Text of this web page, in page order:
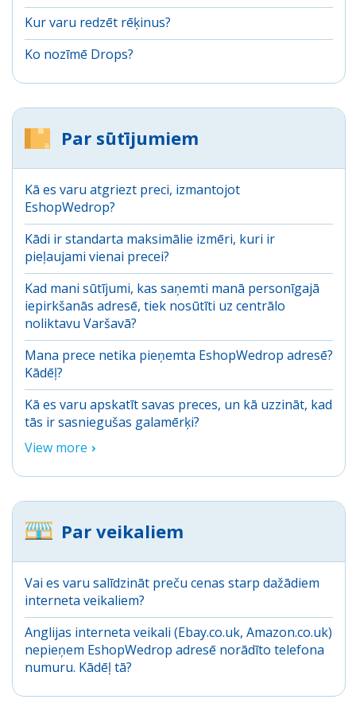
Kur varu redzēt rēķinus?
Ko nozīmē Drops?
Par sūtījumiem
Kā es varu atgriezt preci, izmantojot
EshopWedrop?
Kādi ir standarta maksimālie izmēri, kuri ir
pieļaujami vienai precei?
Kad mani sūtījumi, kas saņemti manā personīgajā
iepirkšanās adresē, tiek nosūtīti uz centrālo
noliktavu Varšavā?
Mana prece netika pieņemta EshopWedrop adresē?
Kādēļ?
Kā es varu apskatīt savas preces, un kā uzzināt, kad
tās ir sasniegušas galamērķi?
View more
Par veikaliem
Vai es varu salīdzināt preču cenas starp dažādiem
interneta veikaliem?
Anglijas interneta veikali (Ebay.co.uk, Amazon.co.uk)
nepieņem EshopWedrop adresē norādīto telefona
numuru. Kādēļ tā?